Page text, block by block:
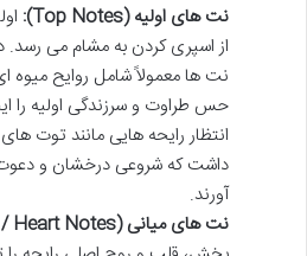
نت های اولیه (Top Notes):
نت ها معمولاً شامل روایح میوه
حس طراوت و سرزندگی اولیه را
انتظار رایحه هایی مانند توت
داشت که شروعی درخشان و دعوت
آورند.
نت های میانی (Middle Notes / Heart Notes):